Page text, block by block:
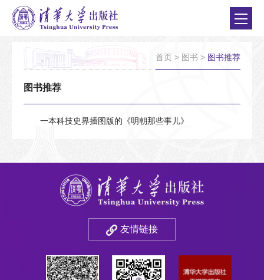
首页 > 图书 > 图书推荐
图书推荐
一本科技史界插图版的《明朝那些事儿》
友情链接